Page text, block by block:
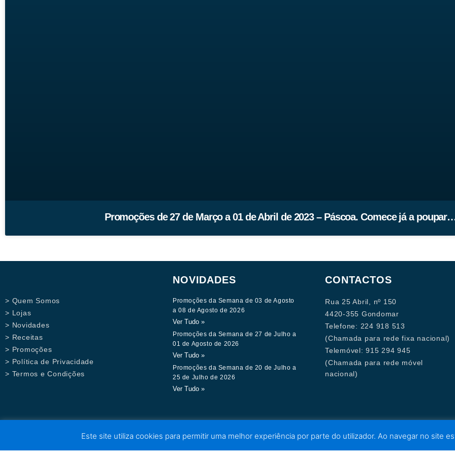
Promoções de 27 de Março a 01 de Abril de 2023 – Páscoa. Comece já a
> Quem Somos
> Lojas
> Novidades
> Receitas
> Promoções
> Política de Privacidade
> Termos e Condições
NOVIDADES
Promoções da Semana de 03 de Agosto
a 08 de Agosto de 2026
Ver Tudo »
Promoções da Semana de 27 de Julho a
01 de Agosto de 2026
Ver Tudo »
Promoções da Semana de 20 de Julho a
25 de Julho de 2026
Ver Tudo »
CONTACTOS
Rua 25 Abril, nº 150
4420-355 Gondomar
Telefone: 224 918 513
(Chamada para rede fixa nacional)
Telemóvel: 915 294 945
(Chamada para rede móvel
nacional)
Este site utiliza cookies para permitir uma melhor experiência por parte do utilizador. Ao navegar no site